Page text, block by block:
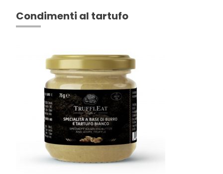
Condimenti al tartufo